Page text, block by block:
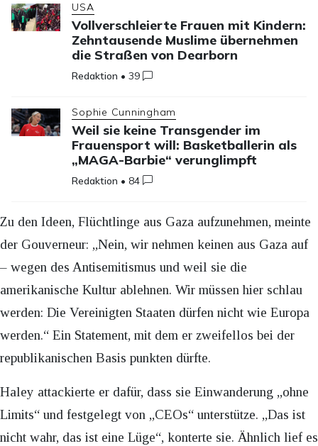
USA
Vollverschleierte Frauen mit Kindern:
Zehntausende Muslime übernehmen
die Straßen von Dearborn
Redaktion •39
Sophie Cunningham
Weil sie keine Transgender im
Frauensport will: Basketballerin als
„MAGA-Barbie“ verunglimpft
Redaktion • 84
Zu den Ideen, Flüchtlinge aus Gaza aufzunehmen, meinte
der Gouverneur: „Nein, wir nehmen keinen aus Gaza auf
– wegen des Antisemitismus und weil sie die
amerikanische Kultur ablehnen. Wir müssen hier schlau
werden: Die Vereinigten Staaten dürfen nicht wie Europa
werden.“ Ein Statement, mit dem er zweifellos bei der
republikanischen Basis punkten dürfte.
Haley attackierte er dafür, dass sie Einwanderung „ohne
Limits“ und festgelegt von „CEOs“ unterstütze. „Das ist
nicht wahr, das ist eine Lüge“, konterte sie. Ähnlich lief es